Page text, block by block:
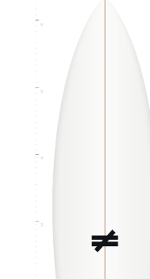
3
4
5
6